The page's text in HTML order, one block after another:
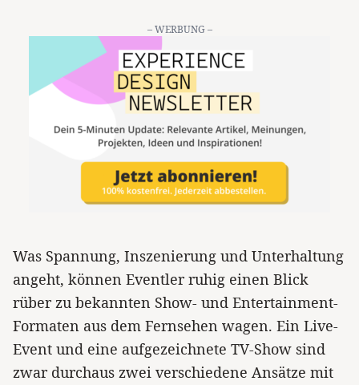
– WERBUNG –
Was Spannung, Inszenierung und Unterhaltung
angeht, können Eventler ruhig einen Blick
rüber zu bekannten Show- und Entertainment-
Formaten aus dem Fernsehen wagen. Ein Live-
Event und eine aufgezeichnete TV-Show sind
zwar durchaus zwei verschiedene Ansätze mit